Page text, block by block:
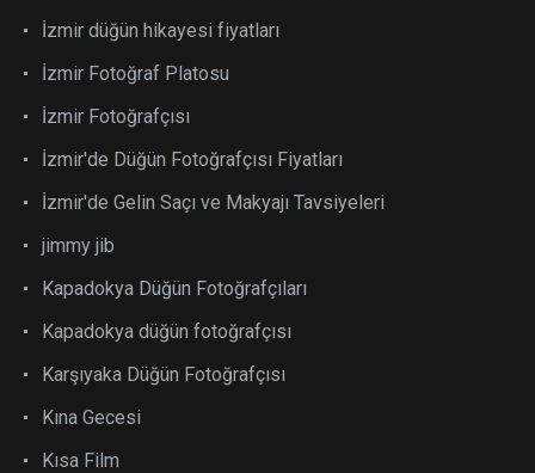
İzmir düğün hikayesi fiyatları
İzmir Fotoğraf Platosu
İzmir Fotoğrafçısı
İzmir'de Düğün Fotoğrafçısı Fiyatları
İzmir'de Gelin Saçı ve Makyajı Tavsiyeleri
jimmy jib
Kapadokya Düğün Fotoğrafçıları
Kapadokya düğün fotoğrafçısı
Karşıyaka Düğün Fotoğrafçısı
Kına Gecesi
Kısa Film